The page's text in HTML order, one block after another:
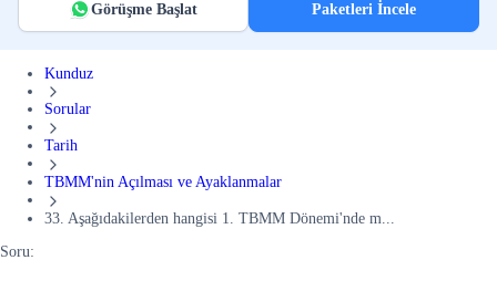
Görüşme Başlat Paketleri İncele
Kunduz
Sorular
Tarih
TBMM'nin Açılması ve Ayaklanmalar
33. Aşağıdakilerden hangisi 1. TBMM Dönemi'nde m...
Soru: